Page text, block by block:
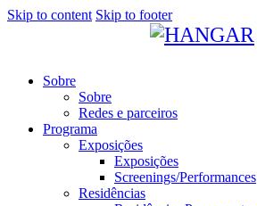
Skip to content Skip to footer
Sobre
Sobre
Redes e parceiros
Programa
Exposições
Exposições
Screenings/Performances
Residências